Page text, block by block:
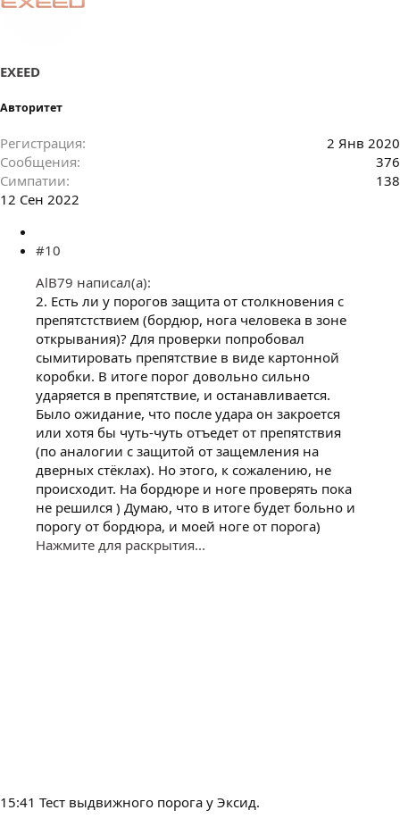
EXEED
Авторитет
Регистрация
2 Янв 2020
Сообщения
376
Симпатии
138
12 Сен 2022
#10
AlB79 написал(а):
2. Есть ли у порогов защита от столкновения с
препятстствием (бордюр, нога человека в зоне
открывания)? Для проверки попробовал
сымитировать препятствие в виде картонной
коробки. В итоге порог довольно сильно
ударяется в препятствие, и останавливается.
Было ожидание, что после удара он закроется
или хотя бы чуть-чуть отъедет от препятствия
(по аналогии с защитой от защемления на
дверных стёклах). Но этого, к сожалению, не
происходит. На бордюре и ноге проверять пока
не решился ) Думаю, что в итоге будет больно и
порогу от бордюра, и моей ноге от порога)
Нажмите для раскрытия...
15:41 Тест выдвижного порога у Эксид.